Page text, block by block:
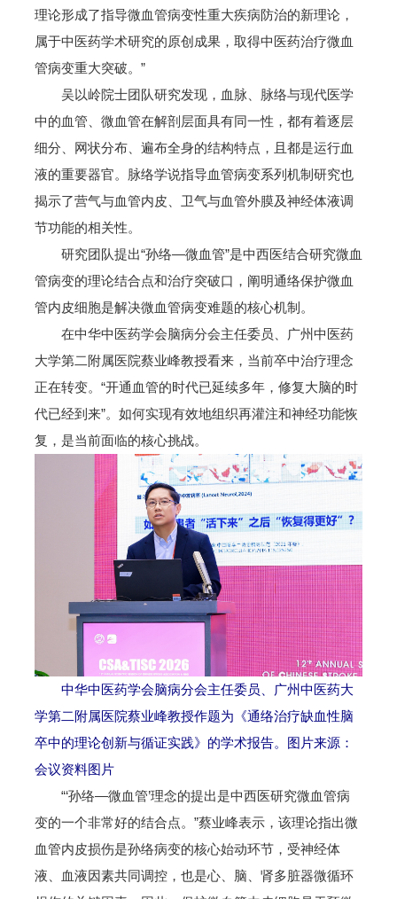
理论形成了指导微血管病变性重大疾病防治的新理论，
属于中医药学术研究的原创成果，取得中医药治疗微血
管病变重大突破。”
吴以岭院士团队研究发现，血脉、脉络与现代医学
中的血管、微血管在解剖层面具有同一性，都有着逐层
细分、网状分布、遍布全身的结构特点，且都是运行血
液的重要器官。脉络学说指导血管病变系列机制研究也
揭示了营气与血管内皮、卫气与血管外膜及神经体液调
节功能的相关性。
研究团队提出“孙络—微血管”是中西医结合研究微血
管病变的理论结合点和治疗突破口，阐明通络保护微血
管内皮细胞是解决微血管病变难题的核心机制。
在中华中医药学会脑病分会主任委员、广州中医药
大学第二附属医院蔡业峰教授看来，当前卒中治疗理念
正在转变。“开通血管的时代已延续多年，修复大脑的时
代已经到来”。如何实现有效地组织再灌注和神经功能恢
复，是当前面临的核心挑战。
中华中医药学会脑病分会主任委员、广州中医药大
学第二附属医院蔡业峰教授作题为《通络治疗缺血性脑
卒中的理论创新与循证实践》的学术报告。图片来源：
会议资料图片
“‘孙络—微血管’理念的提出是中西医研究微血管病
变的一个非常好的结合点。”蔡业峰表示，该理论指出微
血管内皮损伤是孙络病变的核心始动环节，受神经体
液、血液因素共同调控，也是心、脑、肾多脏器微循环